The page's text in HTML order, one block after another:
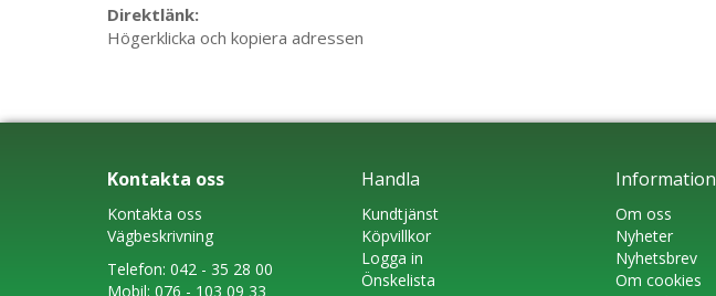
Direktlänk:
Högerklicka och kopiera adressen
Kontakta oss
Kontakta oss
Vägbeskrivning
Telefon: 042 - 35 28 00
Mobil: 076 - 103 09 33
Handla
Kundtjänst
Köpvillkor
Logga in
Önskelista
Information
Om oss
Nyheter
Nyhetsbrev
Om cookies